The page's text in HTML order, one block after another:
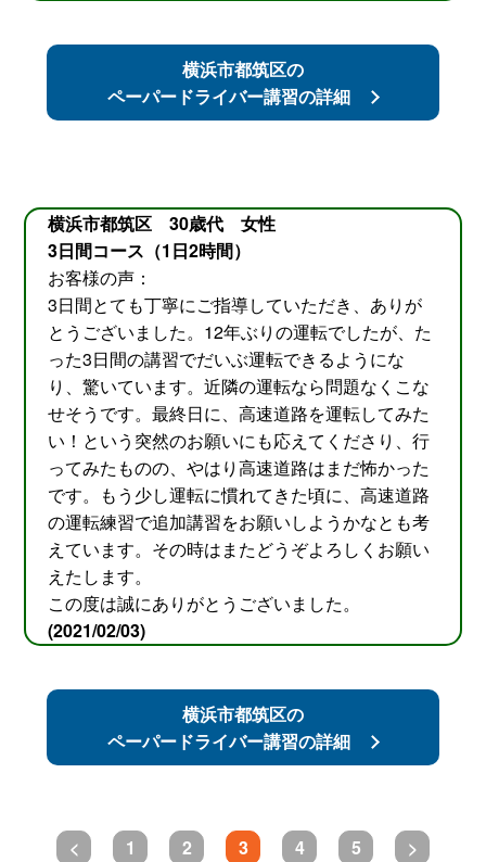
横浜市都筑区の
ペーパードライバー講習の詳細
横浜市都筑区 30歳代 女性
3日間コース（1日2時間）
お客様の声：
3日間とても丁寧にご指導していただき、ありが
とうございました。12年ぶりの運転でしたが、た
った3日間の講習でだいぶ運転できるようにな
り、驚いています。近隣の運転なら問題なくこな
せそうです。最終日に、高速道路を運転してみた
い！という突然のお願いにも応えてくださり、行
ってみたものの、やはり高速道路はまだ怖かった
です。もう少し運転に慣れてきた頃に、高速道路
の運転練習で追加講習をお願いしようかなとも考
えています。その時はまたどうぞよろしくお願い
えたします。
この度は誠にありがとうございました。
(2021/02/03)
横浜市都筑区の
ペーパードライバー講習の詳細
< 1 2 3 4 5 >